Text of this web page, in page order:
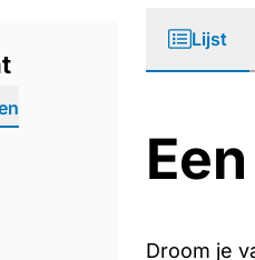
Lijst
Droom je